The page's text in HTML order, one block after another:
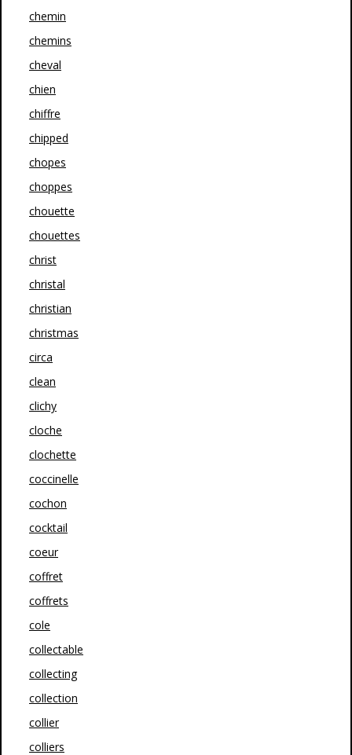
chemin
chemins
cheval
chien
chiffre
chipped
chopes
choppes
chouette
chouettes
christ
christal
christian
christmas
circa
clean
clichy
cloche
clochette
coccinelle
cochon
cocktail
coeur
coffret
coffrets
cole
collectable
collecting
collection
collier
colliers